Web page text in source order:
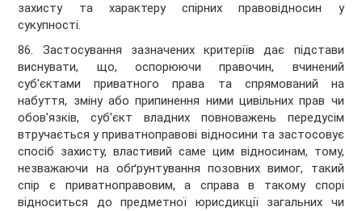
захисту та характеру спірних правовідносин у
сукупності.
86. Застосування зазначених критеріїв дає підстави
виснувати, що, оспорюючи правочин, вчинений
суб'єктами приватного права та спрямований на
набуття, зміну або припинення ними цивільних прав чи
обов'язків, суб'єкт владних повноважень передусім
втручається у приватноправові відносини та застосовує
спосіб захисту, властивий саме цим відносинам, тому,
незважаючи на обґрунтування позовних вимог, такий
спір є приватноправовим, а справа в такому спорі
відноситься до предметної юрисдикції загальних чи